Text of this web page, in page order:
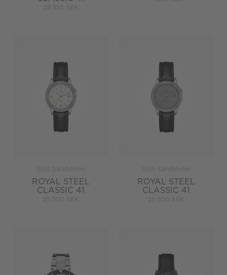
23 100 SEK
Sjöö Sandström
ROYAL STEEL
CLASSIC 41
25 500 SEK
Sjöö Sandström
ROYAL STEEL
CLASSIC 41
25 500 SEK